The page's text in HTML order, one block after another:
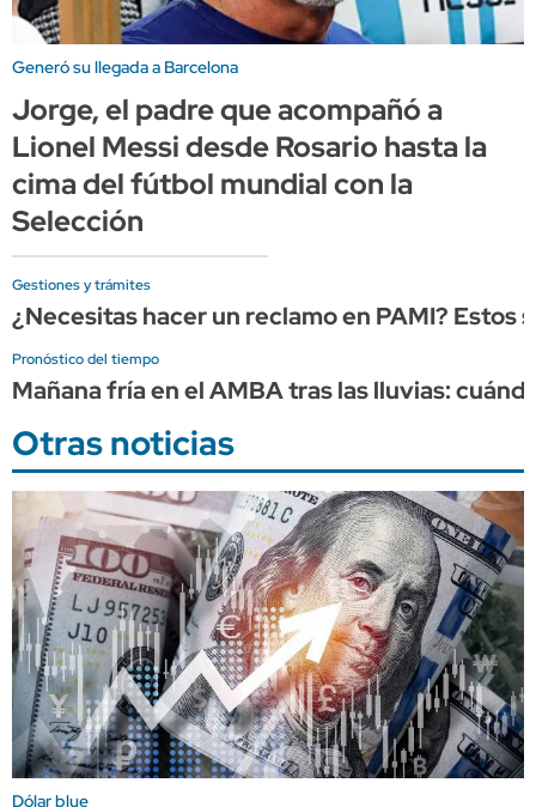
Generó su llegada a Barcelona
Jorge, el padre que acompañó a
Lionel Messi desde Rosario hasta la
cima del fútbol mundial con la
Selección
Gestiones y trámites
¿Necesitas hacer un reclamo en PAMI?
Pronóstico del tiempo
Mañana fría en el AMBA tras las lluvias:
Otras noticias
Dólar blue